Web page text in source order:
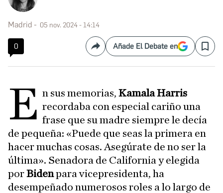
Madrid 05 nov. 2024 - 14:14
0 CompartirAñade El Debate en Save
E n sus memorias, Kamala Harris
recordaba con especial cariño una
frase que su madre siempre le decía
de pequeña: «Puede que seas la primera en
hacer muchas cosas. Asegúrate de no ser la
última». Senadora de California y elegida
porBidenpara vicepresidenta, ha
desempeñado numerosos roles a lo largo de